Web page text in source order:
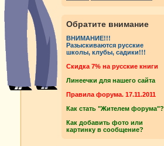
Обратите внимание
ВНИМАНИЕ!!!
Разыскиваются русские
школы, клубы, садики!!!
Cкидка 7% на русские книги
Линеечки для нашего сайта
Правила форума. 17.11.2011
Как стать "Жителем форума"?
Как добавить фото или
картинку в сообщение?